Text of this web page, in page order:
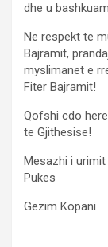
dhe u
Ne respekt te
Bajramit,
myslimanet e
Fiter Bajramit!
Qofshi cdo
te Gjithesise!
Mesazhi i
Pukes
Gezim Kopani